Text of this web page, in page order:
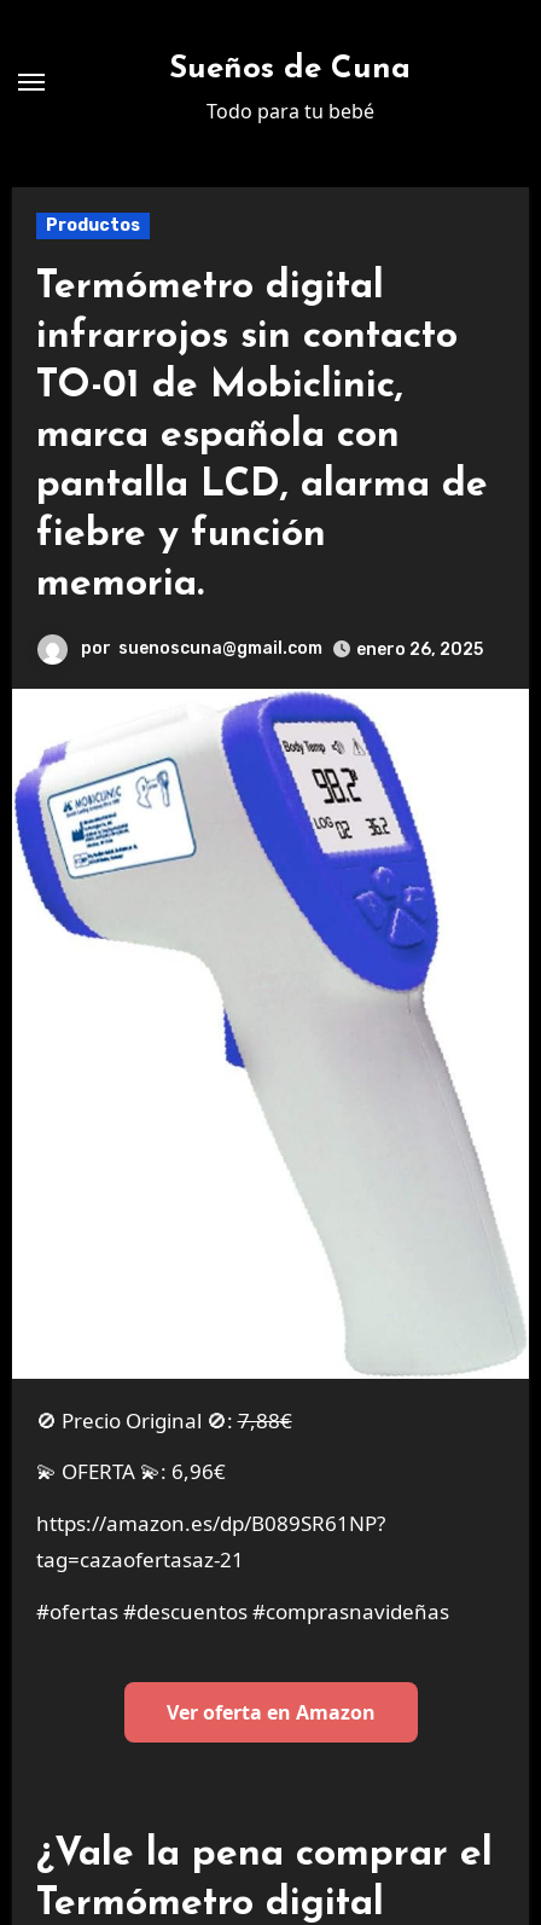
contenido
Sueños de Cuna
Todo para tu bebé
Productos
Termómetro digital
infrarrojos sin contacto
TO-01 de Mobiclinic,
marca española con
pantalla LCD, alarma de
fiebre y función
memoria.
por suenoscuna@gmail.com enero 26, 2025
🚫 Precio Original 🚫:7,88€
💫 OFERTA 💫: 6,96€
https://amazon.es/dp/B089SR61NP?
tag=cazaofertasaz-21
#ofertas #descuentos #comprasnavideñas
Ver oferta en Amazon
¿Vale la pena comprar el
Termómetro digital